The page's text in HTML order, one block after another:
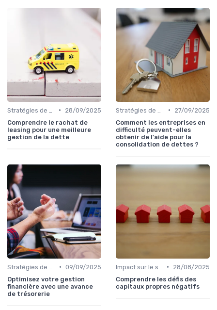
•
28/09/2025
Comprendre le rachat de
leasing pour une meilleure
gestion de la dette
•
27/09/2025
Comment les entreprises en
difficulté peuvent-elles
obtenir de l'aide pour la
consolidation de dettes ?
• 09/09/2025
Optimisez votre gestion
financière avec une avance
de trésorerie
•
28/08/2025
Comprendre les défis des
capitaux propres négatifs